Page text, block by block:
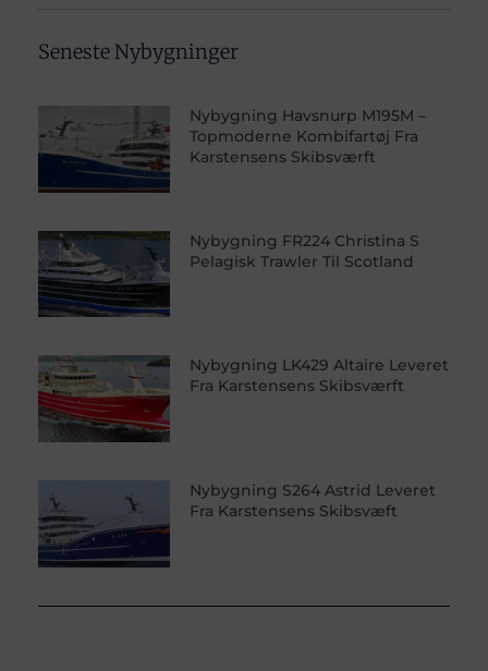
Seneste Nybygninger
Nybygning Havsnurp M195M –
Topmoderne Kombifartøj Fra
Karstensens Skibsværft
Nybygning FR224 Christina S
Pelagisk Trawler Til Scotland
Nybygning LK429 Altaire Leveret
Fra Karstensens Skibsværft
Nybygning S264 Astrid Leveret
Fra Karstensens Skibsvæft